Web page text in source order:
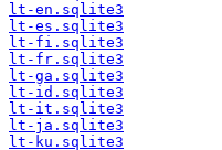
lt-en.sqlite3
lt-es.sqlite3
lt-fi.sqlite3
lt-fr.sqlite3
lt-ga.sqlite3
lt-id.sqlite3
lt-it.sqlite3
lt-ja.sqlite3
lt-ku.sqlite3